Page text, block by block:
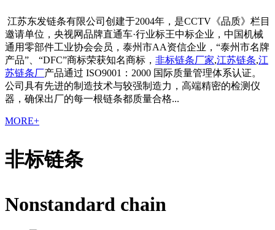
江苏东发链条有限公司创建于2004年，是CCTV《品质》栏目
邀请单位，央视网品牌直通车·行业标王中标企业，中国机械
通用零部件工业协会会员，泰州市AA资信企业，“泰州市名牌
产品”、“DFC”商标荣获知名商标， 非标链条厂家,江苏链条,江
苏链条厂产品通过 ISO9001：2000 国际质量管理体系认证。
公司具有先进的制造技术与较强制造力，高端精密的检测仪
器，确保出厂的每一根链条都质量合格...
MORE+
非标链条
Nonstandard chain